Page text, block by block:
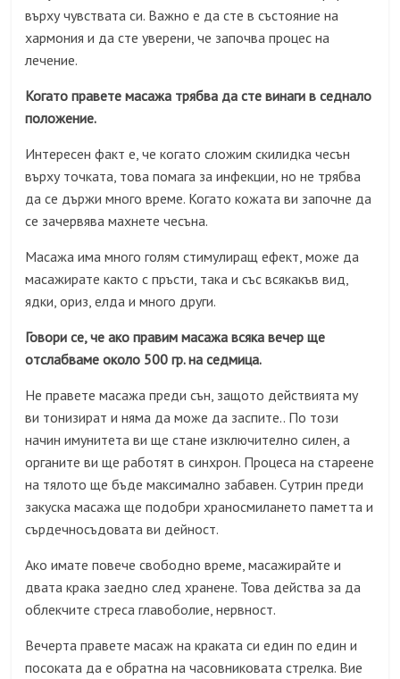
върху чувствата си. Важно е да сте в състояние на
хармония и да сте уверени, че започва процес на
лечение.
Когато правете масажа трябва да сте винаги в седнало
положение.
Интересен факт е, че когато сложим скилидка чесън
върху точката, това помага за инфекции, но не трябва
да се държи много време. Когато кожата ви започне да
се зачервява махнете чесъна.
Масажа има много голям стимулиращ ефект, може да
масажирате както с пръсти, така и със всякакъв вид,
ядки, ориз, елда и много други.
Говори се, че ако правим масажа всяка вечер ще
отслабваме около 500 гр. на седмица.
Не правете масажа преди сън, защото действията му
ви тонизират и няма да може да заспите.. По този
начин имунитета ви ще стане изключително силен, а
органите ви ще работят в синхрон. Процеса на стареене
на тялото ще бъде максимално забавен. Сутрин преди
закуска масажа ще подобри храносмилането паметта и
сърдечносъдовата ви дейност.
Ако имате повече свободно време, масажирайте и
двата крака заедно след хранене. Това действа за да
облекчите стреса главоболие, нервност.
Вечерта правете масаж на краката си един по един и
посоката да е обратна на часовниковата стрелка. Вие